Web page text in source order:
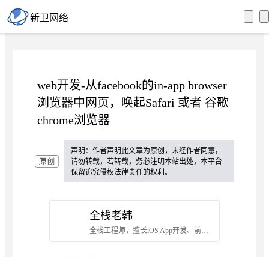
新卫网络
web开发-从facebook的in-app browser
浏览器中网页，唤起Safari 或者 谷歌
chrome浏览器
声明：作者声明此文章为原创，未经作者同意，
请勿转载，若转载，务必注明本站出处，本平台
保留追究侵权法律责任的权利。
全栈老韩
全栈工程师，擅长iOS App开发、前端（vue、react、nuxt、小程序&Taro）开发、Flutter、React Native、后端（midwayjs、golang、express、koa）开发、docker容器、seo优化等。